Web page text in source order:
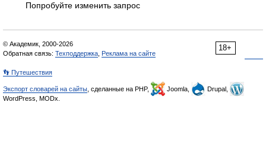
Попробуйте изменить запрос
18+
© Академик, 2000-2026
Обратная связь: Техподдержка Реклама на сайте
👣 Путешествия
Экспорт словарей на сайты , сделанные на PHP, Joomla,
Drupal,
WordPress, MODx.